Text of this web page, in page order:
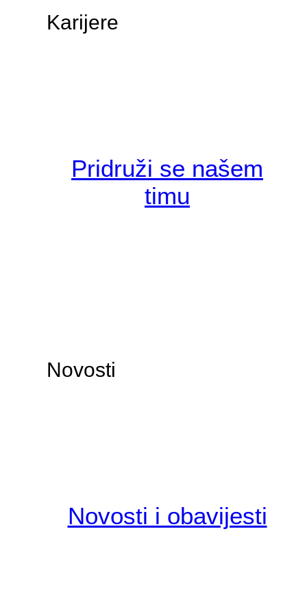
Karijere
Pridruži se našem
timu
Novosti
Novosti i obavijesti